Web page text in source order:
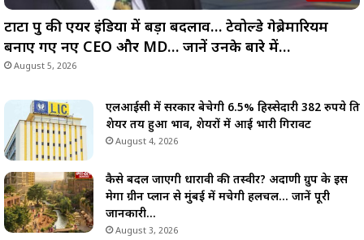
टाटा ग्रुप की एयर इंडिया में बड़ा बदलाव… टेवोल्डे गेब्रेमारियम
बनाए गए नए CEO और MD… जानें उनके बारे में…
August 5, 2026
एलआईसी में सरकार बेचेगी 6.5% हिस्सेदारी 382 रुपये प्रति
शेयर तय हुआ भाव, शेयरों में आई भारी गिरावट
August 4, 2026
कैसे बदल जाएगी धारावी की तस्वीर? अदाणी ग्रुप के इस
मेगा ग्रीन प्लान से मुंबई में मचेगी हलचल… जानें पूरी
जानकारी…
August 3, 2026